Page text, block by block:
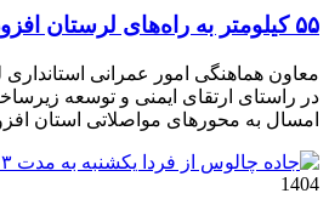
۵۵ کیلومتر به راه‌های لرستان افزوده می‌شود
در راستای ارتقای ایمنی و توسعه
امسال به محورهای مواصلاتی استان
1404